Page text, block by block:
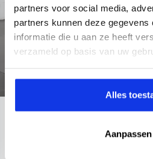
partners voor social media,
partners kunnen deze
informatie die u aan ze heeft
verzameld op basis van uw
Alles
Aanpassen
55 quattro S edition 95 kWh